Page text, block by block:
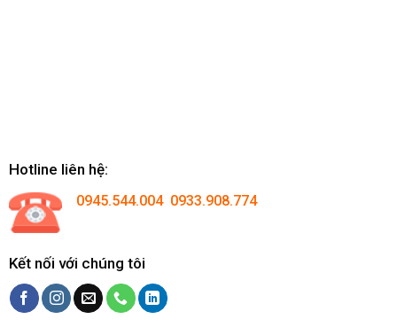
Hotline liên hệ:
0945.544.004 0933.908.774
Kết nối với chúng tôi